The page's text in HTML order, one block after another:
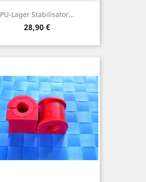
PU-Lager Stabilisator...
Preis
28,90 €